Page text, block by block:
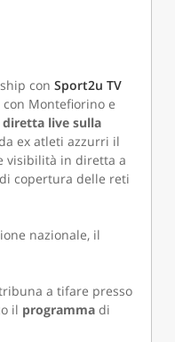
conSport2u TV
Montefiorino e
diretta live sulla
ex atleti azzurri il
visibilità in diretta a
copertura delle reti
nazionale, il
a tifare presso
il programma di